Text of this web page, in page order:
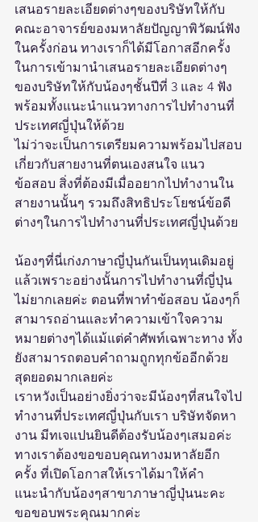
เสนอรายละเอียดต่างๆของบริษัทให้กับ
คณะอาจารย์ของมหาลัยปัญญาพิวัฒน์ฟัง
ในครั้งก่อน ทางเราก็ได้มีโอกาสอีกครั้ง
ในการเข้ามานำเสนอรายละเอียดต่างๆ
ของบริษัทให้กับน้องๆชั้นปีที่ 3 และ 4 ฟัง
พร้อมทั้งแนะนำแนวทางการไปทำงานที่
ประเทศญี่ปุ่นให้ด้วย
ไม่ว่าจะเป็นการเตรียมความพร้อมไปสอบ
เกี่ยวกับสายงานที่ตนเองสนใจ แนว
ข้อสอบ สิ่งที่ต้องมีเมื่ออยากไปทำงานใน
สายงานนั้นๆ รวมถึงสิทธิประโยชน์ข้อดี
ต่างๆในการไปทำงานที่ประเทศญี่ปุ่นด้วย
น้องๆที่นี่เก่งภาษาญี่ปุ่นกันเป็นทุนเดิมอยู่
แล้วเพราะอย่างนั้นการไปทำงานที่ญี่ปุ่น
ไม่ยากเลยค่ะ ตอนที่พาทำข้อสอบ น้องๆก็
สามารถอ่านและทำความเข้าใจความ
หมายต่างๆได้แม้แต่คำศัพท์เฉพาะทาง ทั้ง
ยังสามารถตอบคำถามถูกทุกข้ออีกด้วย
สุดยอดมากเลยค่ะ
เราหวังเป็นอย่างยิ่งว่าจะมีน้องๆที่สนใจไป
ทำงานที่ประเทศญี่ปุ่นกับเรา บริษัทจัดหา
งาน มีทเจแปนยินดีต้องรับน้องๆเสมอค่ะ
ทางเราต้องขอขอบคุณทางมหาลัยอีก
ครั้ง ที่เปิดโอกาสให้เราได้มาให้คำ
แนะนำกับน้องๆสาขาภาษาญี่ปุ่นนะคะ
ขอขอบพระคุณมากค่ะ